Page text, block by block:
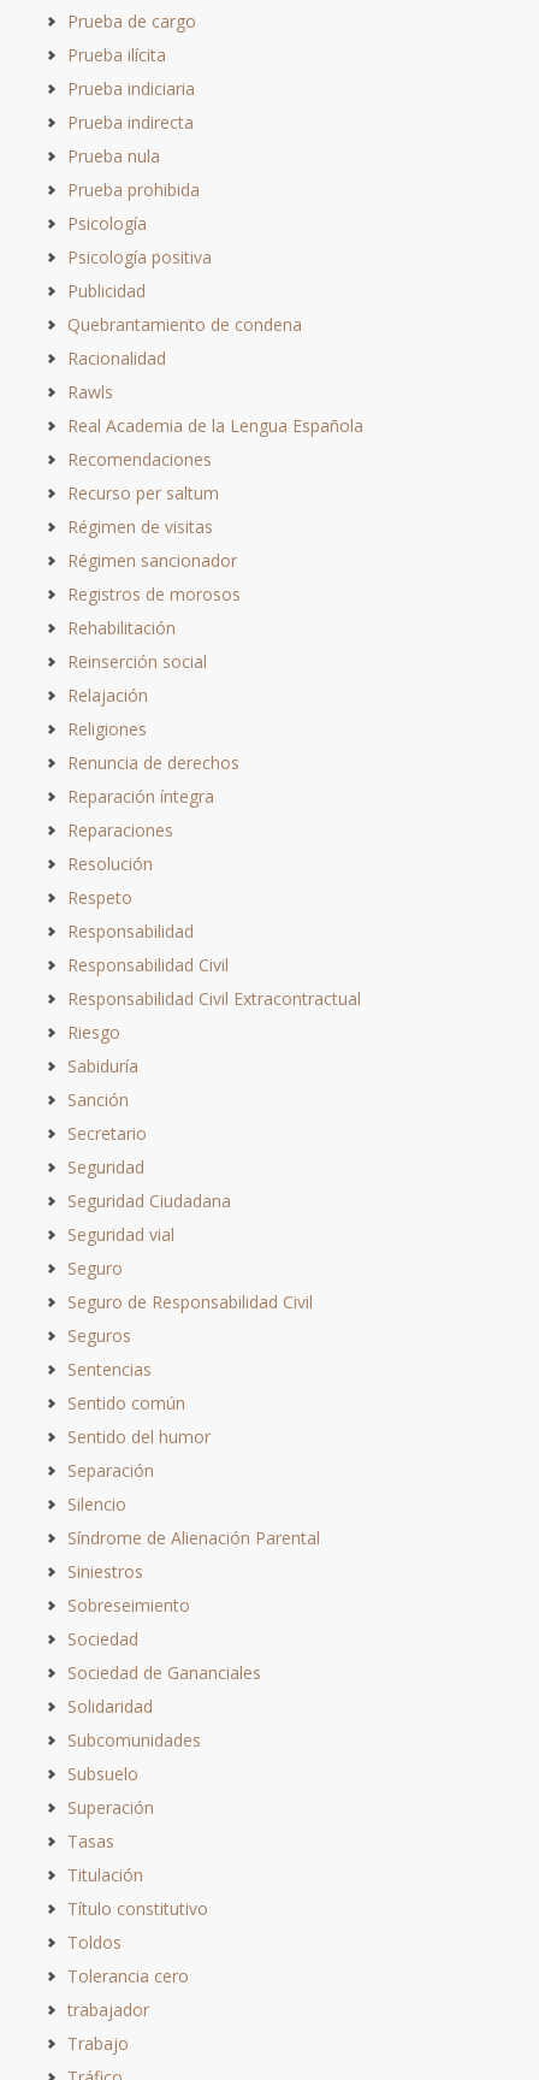
Prueba de cargo
Prueba ilícita
Prueba indiciaria
Prueba indirecta
Prueba nula
Prueba prohibida
Psicología
Psicología positiva
Publicidad
Quebrantamiento de condena
Racionalidad
Rawls
Real Academia de la Lengua Española
Recomendaciones
Recurso per saltum
Régimen de visitas
Régimen sancionador
Registros de morosos
Rehabilitación
Reinserción social
Relajación
Religiones
Renuncia de derechos
Reparación íntegra
Reparaciones
Resolución
Respeto
Responsabilidad
Responsabilidad Civil
Responsabilidad Civil Extracontractual
Riesgo
Sabiduría
Sanción
Secretario
Seguridad
Seguridad Ciudadana
Seguridad vial
Seguro
Seguro de Responsabilidad Civil
Seguros
Sentencias
Sentido común
Sentido del humor
Separación
Silencio
Síndrome de Alienación Parental
Siniestros
Sobreseimiento
Sociedad
Sociedad de Gananciales
Solidaridad
Subcomunidades
Subsuelo
Superación
Tasas
Titulación
Título constitutivo
Toldos
Tolerancia cero
trabajador
Trabajo